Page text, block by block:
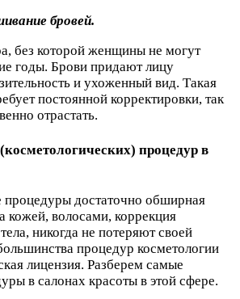
бровей.
без которой женщины не могут
годы. Брови придают лицу
и ухоженный вид. Такая
постоянной корректировки, так
отрастать.
процедур в
процедуры достаточно обширная
кожей, волосами, коррекция
никогда не потеряют своей
процедур косметологии
лицензия. Разберем самые
в салонах красоты в этой сфере.